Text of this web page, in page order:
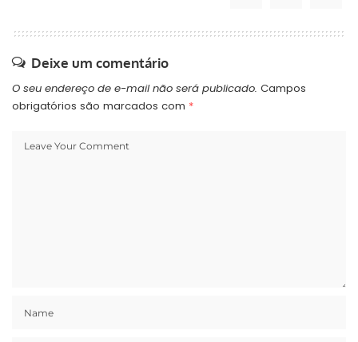
Deixe um comentário
O seu endereço de e-mail não será publicado. Campos
obrigatórios são marcados com *